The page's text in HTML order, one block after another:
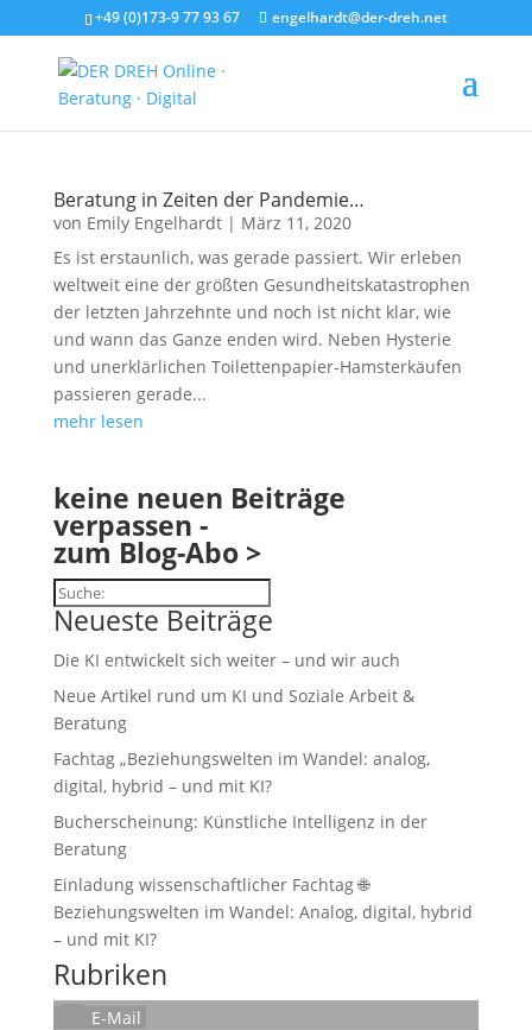
+49 (0)173-9 77 93 67 engelhardt@der-dreh.net
Beratung in Zeiten der Pandemie…
von Emily Engelhardt| März 11, 2020
Es ist erstaunlich, was gerade passiert. Wir erleben
weltweit eine der größten Gesundheitskatastrophen
der letzten Jahrzehnte und noch ist nicht klar, wie
und wann das Ganze enden wird. Neben Hysterie
und unerklärlichen Toilettenpapier-Hamsterkäufen
passieren gerade...
mehr lesen
keine neuen Beiträge
verpassen -
zum Blog-Abo >
Suchen
Neueste Beiträge
Die KI entwickelt sich weiter – und wir auch
Neue Artikel rund um KI und Soziale Arbeit &
Beratung
Fachtag „Beziehungswelten im Wandel: analog,
digital, hybrid – und mit KI?
Bucherscheinung: Künstliche Intelligenz in der
Beratung
Einladung wissenschaftlicher Fachtag 🌐
Beziehungswelten im Wandel: Analog, digital, hybrid
– und mit KI?
Rubriken
E-Mail